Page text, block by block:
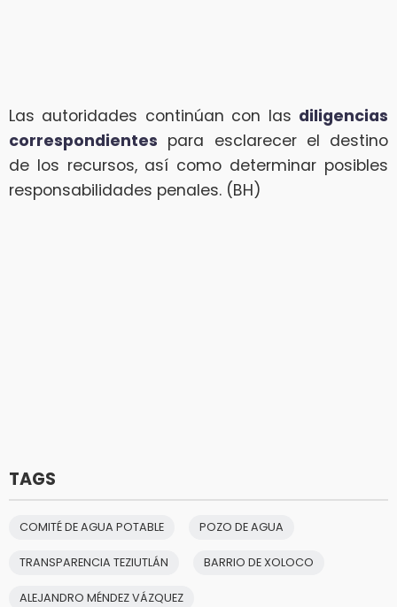
Las autoridades continúan con las diligencias
correspondientes para esclarecer el destino
de los recursos, así como determinar posibles
responsabilidades penales. (BH)
TAGS
COMITÉ DE AGUA POTABLE POZO DE AGUA
TRANSPARENCIA TEZIUTLÁN BARRIO DE XOLOCO
ALEJANDRO MÉNDEZ VÁZQUEZ